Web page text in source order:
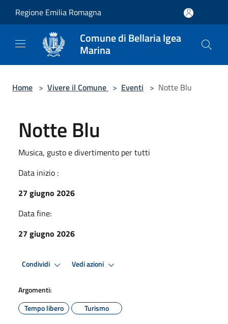
Regione Emilia Romagna
Comune di Bellaria Igea
Marina
Home > Vivere il Comune > Eventi > Notte Blu
Notte Blu
Musica, gusto e divertimento per tutti
Data inizio :
27 giugno 2026
Data fine:
27 giugno 2026
Condividi Vedi azioni
Argomenti:
Tempo libero
Turismo